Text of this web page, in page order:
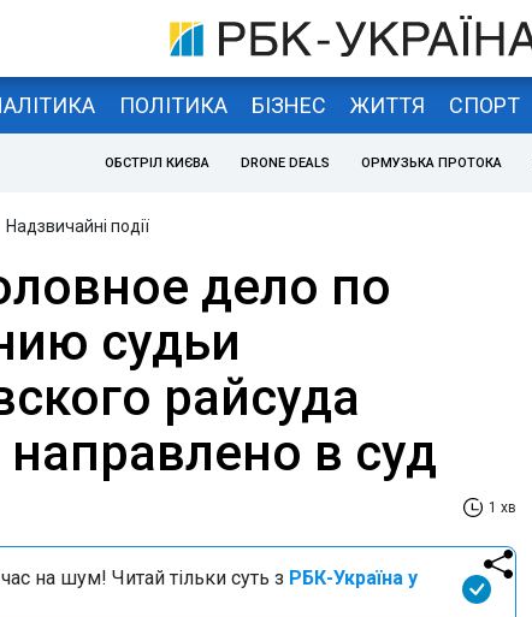
ПОЛІТИКА БІЗНЕС ЖИТТЯ СПОРТ
ОБСТРІЛ КИЄВА DRONE DEALS ОРМУЗЬКА ПРОТОКА
Надзвичайні події
дело по
судьи
райсуда
в суд
1 хв
на шум! Читай тільки суть з РБК-Україна у